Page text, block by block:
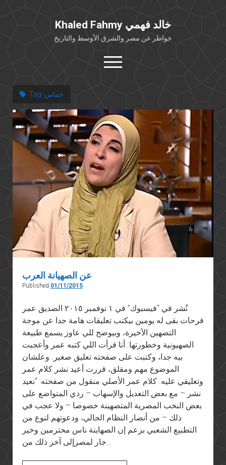
Khaled Fahmy خالد فهمي
خواطر عن مصر والشرق الأوسط والتاريخ
open
menu
خلفية شخصية
كتابات أكاديمية
مقالات صحافية
بوستات من فيسبوك
مقابلات في الإعلام
Languages
Tag: حماس
عن الصهيانة العرب
Published 01/11/2015
نُشر في “فيسبوك” في ١ نوفمبر ٢٠١٥ الصديق عمر
فرحات بقى له يومين بيكتب تعليقات هامة جدا عن موجة
التصهين الأخيرة، وبيوضح للي عاوز يسمع طبيعة
الصهيونية وخطورتها. أنا قرأت اللي كتبه عمر وأعجبت
بيه جدا، وكتبت على صفحته تعليق صغير. وعلشان
الموضوع مهم ومقلق، قررت أعيد نشر كلام عمر
وتعليقي عليه. كلام عمر الأصلي منقول من صفحته: “نعيد
نشر – مع بعض التعديل والإسهاب – ردي المتواضع على
بعض النخب المصرية المتصهينة خصوصا – ولا عجب في
ذلك – من أنصار النظام الحالي، ودعوتهم لنوع من
التطبيع الشعبي بزعم إن الصهاينة ناس محترمين وخير
جار لمصرإلى آخر ذلك من…